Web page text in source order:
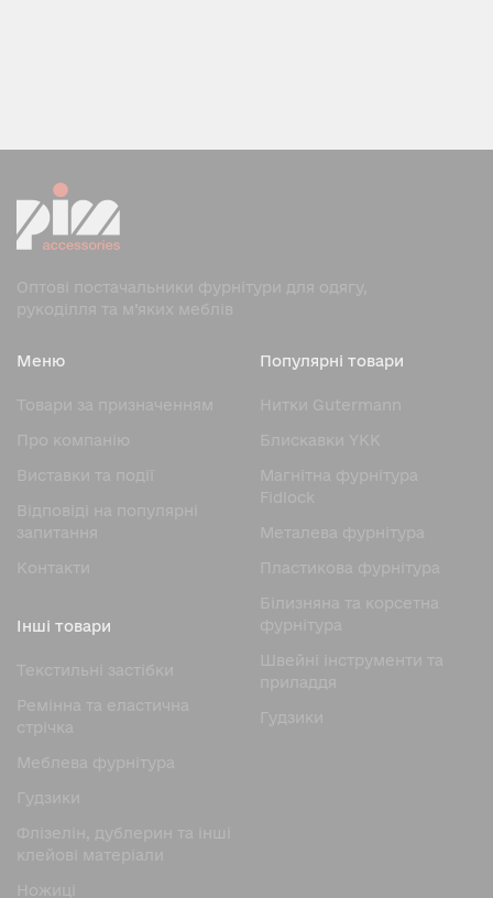
Оптові постачальники фурнітури для одягу,
рукоділля та м’яких меблів
Меню
Товари за призначенням
Про компанію
Виставки та події
Відповіді на популярні
запитання
Контакти
Популярні товари
Нитки Gutermann
Блискавки YKK
Магнітна фурнітура
Fidlock
Металева фурнітура
Пластикова фурнітура
Білизняна та корсетна
фурнітура
Швейні інструменти та
приладдя
Гудзики
Інші товари
Текстильні застібки
Ремінна та еластична
стрічка
Меблева фурнітура
Гудзики
Флізелін, дублерин та інші
клейові матеріали
Ножицi